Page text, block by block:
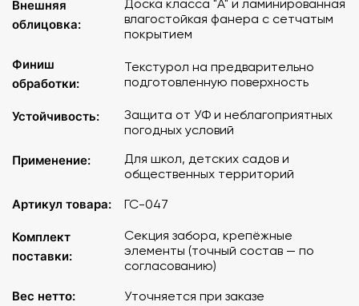
Внешняя
облицовка:
Доска класса "А" и ламинированная
влагостойкая фанера с сетчатым
покрытием
Финиш
обработки:
Текстурол на предварительно
подготовленную поверхность
Устойчивость:
Защита от УФ и неблагоприятных
погодных условий
Применение:
Для школ, детских садов и
общественных территорий
Артикул товара:
ГС-047
Комплект
поставки:
Секция забора, крепёжные
элементы (точный состав — по
согласованию)
Вес нетто:
Уточняется при заказе